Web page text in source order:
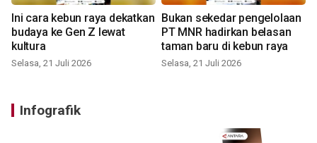
Ini cara kebun raya dekatkan
budaya ke Gen Z lewat
kultura
Selasa, 21 Juli 2026
Bukan sekedar pengelolaan
PT MNR hadirkan belasan
taman baru di kebun raya
Selasa, 21 Juli 2026
Infografik